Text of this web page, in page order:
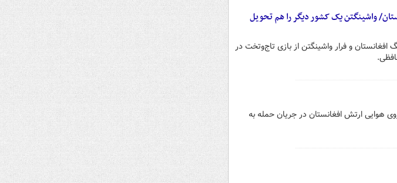
واشینگتن یک کشور دیگر را هم تحویل
افغانستان و فرار واشینگتن از بازی تاج‌وتخت در
هوایی ارتش افغانستان در جریان حمله به